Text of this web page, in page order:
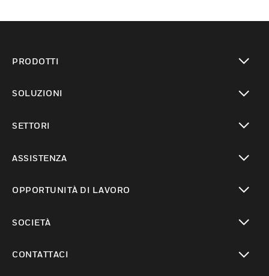
PRODOTTI
SOLUZIONI
SETTORI
ASSISTENZA
OPPORTUNITÀ DI LAVORO
SOCIETÀ
CONTATTACI